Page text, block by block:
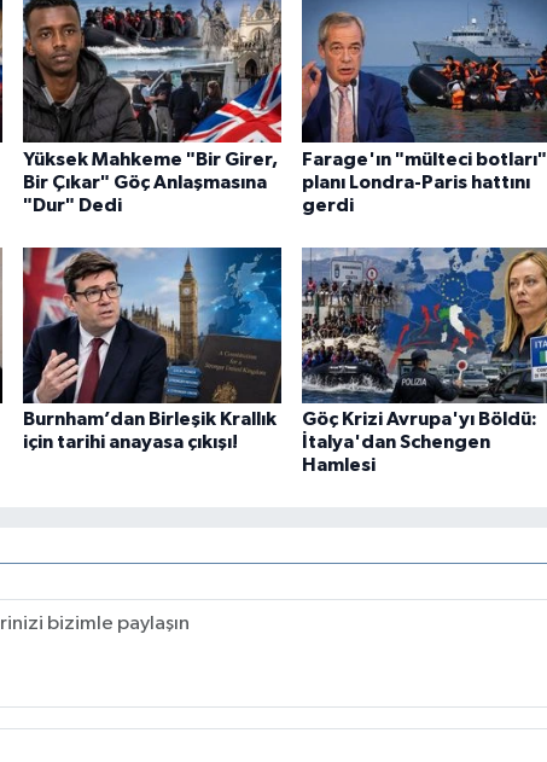
Yüksek Mahkeme "Bir Girer,
Bir Çıkar" Göç Anlaşmasına
"Dur" Dedi
Farage'ın "mülteci botları"
planı Londra-Paris hattını
gerdi
Burnham’dan Birleşik Krallık
için tarihi anayasa çıkışı!
Göç Krizi Avrupa'yı Böldü:
İtalya'dan Schengen
Hamlesi